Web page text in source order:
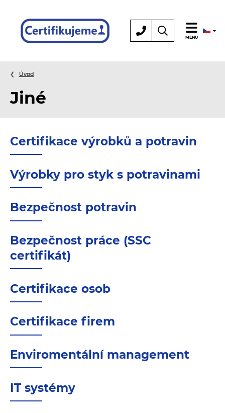
Certifikace MENU
Úvod
Jiné
Certifikace výrobků a potravin
Výrobky pro styk s potravinami
Bezpečnost potravin
Bezpečnost práce (SSC
certifikát)
Certifikace osob
Certifikace firem
Enviromentální management
IT systémy